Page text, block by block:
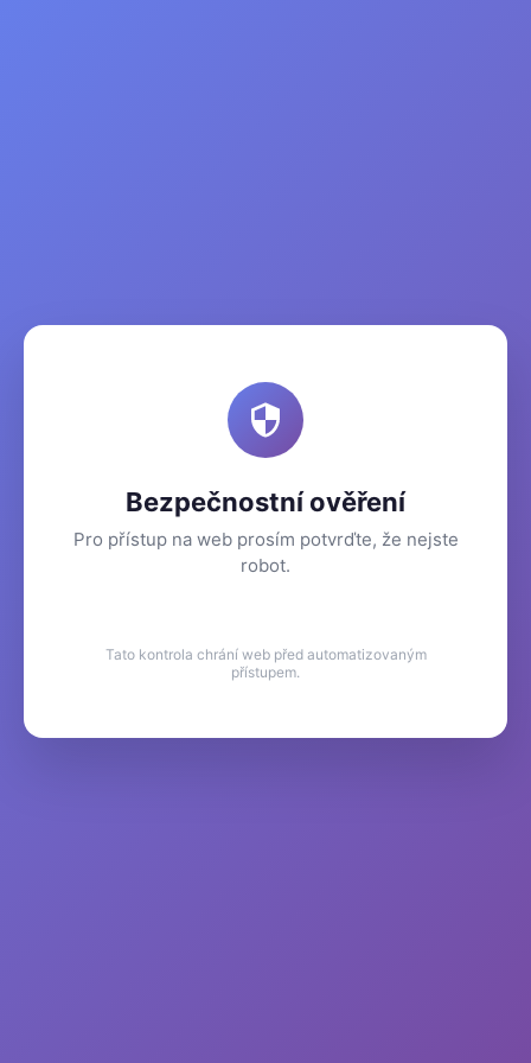
Bezpečnostní ověření
Pro přístup na web prosím potvrďte, že nejste
robot.
Tato kontrola chrání web před automatizovaným
přístupem.